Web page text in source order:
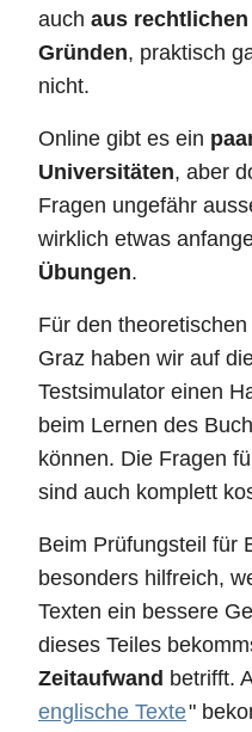
auch aus rechtlichen
Gründen, praktisch
nicht.
Online gibt es ein
Universitäten, aber
Fragen ungefähr
wirklich etwas
Übungen.
Für den
Graz haben wir auf
Testsimulator einen
beim Lernen des
können. Die Fragen
sind auch komplett
Beim Prüfungsteil für
besonders hilfreich,
Texten ein bessere
dieses Teiles
Zeitaufwand betrifft.
englische Texte"